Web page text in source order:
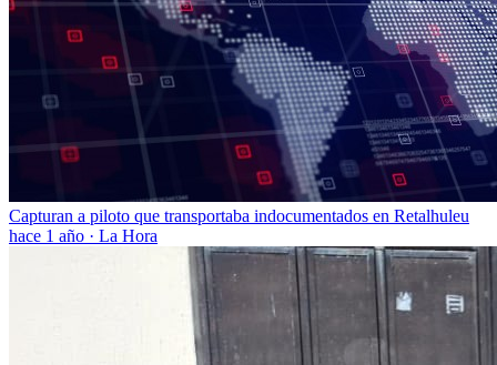
Capturan a piloto que transportaba indocumentados en Retalhuleu
hace 1 año · La Hora